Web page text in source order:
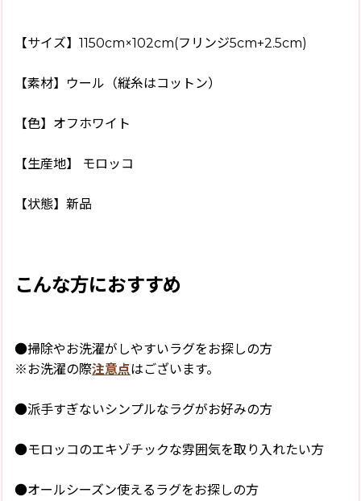
【サイズ】1150cm×102cm(フリンジ5cm+2.5cm)
【素材】ウール（縦糸はコットン）
【色】オフホワイト
【生産地】 モロッコ
【状態】新品
こんな方におすすめ
●掃除やお洗濯がしやすいラグをお探しの方
※お洗濯の際注意点はございます。
●派手すぎないシンプルなラグがお好みの方
●モロッコのエキゾチックな雰囲気を取り入れたい方
●オールシーズン使えるラグをお探しの方